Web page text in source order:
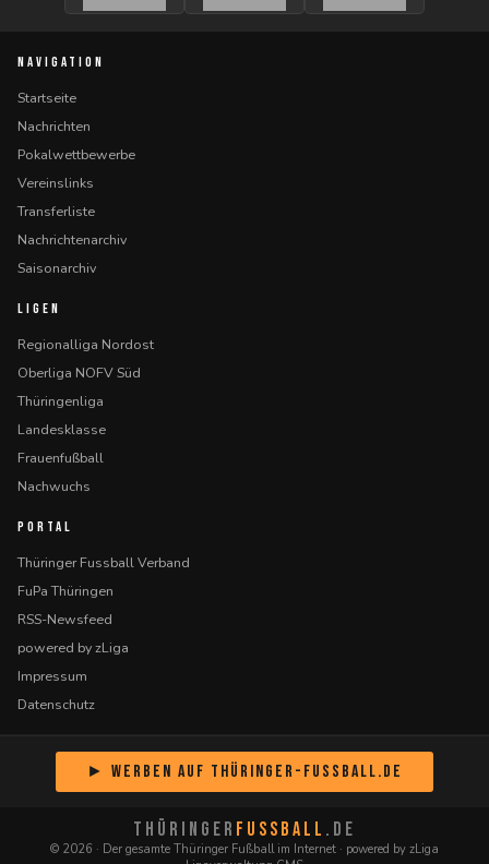
NAVIGATION
Startseite
Nachrichten
Pokalwettbewerbe
Vereinslinks
Transferliste
Nachrichtenarchiv
Saisonarchiv
LIGEN
Regionalliga Nordost
Oberliga NOFV Süd
Thüringenliga
Landesklasse
Frauenfußball
Nachwuchs
PORTAL
Thüringer Fussball Verband
FuPa Thüringen
RSS-Newsfeed
powered by zLiga
Impressum
Datenschutz
► Werben auf Thüringer-Fussball.de
THÜRINGER FUSSBALL .DE
© 2026 · Der gesamte Thüringer Fußball im Internet · powered by zLiga